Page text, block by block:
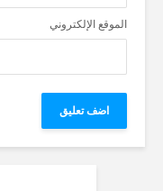
الموقع الإلكتروني